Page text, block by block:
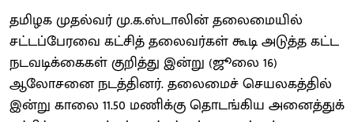
தமிழக முதல்வர் மு.க.ஸ்டாலின் தலைமையில்
சட்டப்பேரவை கட்சித் தலைவர்கள் கூடி அடுத்த கட்ட
நடவடிக்கைகள் குறித்து இன்று (ஜூலை 16)
ஆலோசனை நடத்தினர். தலைமைச் செயலகத்தில்
இன்று காலை 11.50 மணிக்கு தொடங்கிய அனைத்துக்